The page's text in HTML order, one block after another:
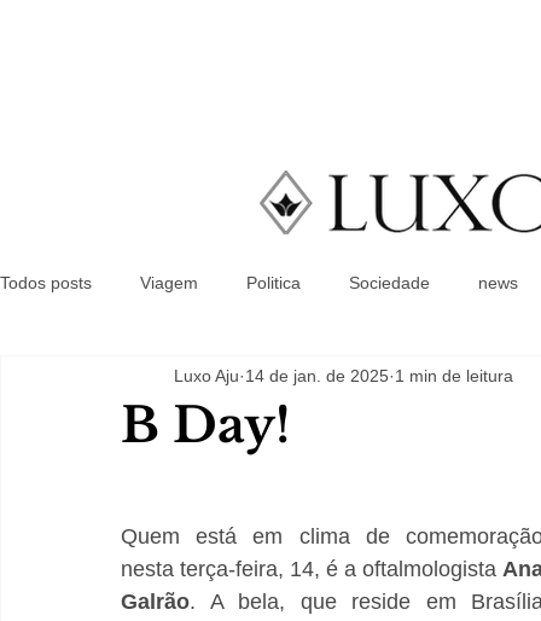
Todos posts Viagem Politica Sociedade news
B Day!
Luxo Aju 14 de jan. de 2025 1 min de leitura
Quem está em clima de
nesta terça-feira, 14, é a oftalmologista
Galrão. A bela, que reside em